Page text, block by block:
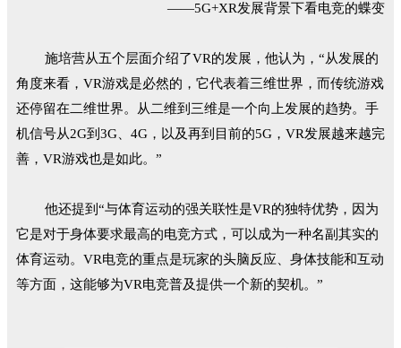
——5G+XR发展背景下看电竞的蝶变
施培营从五个层面介绍了VR的发展，他认为，“从发展的
角度来看，VR游戏是必然的，它代表着三维世界，而传统游戏
还停留在二维世界。从二维到三维是一个向上发展的趋势。手
机信号从2G到3G、4G，以及再到目前的5G，VR发展越来越完
善，VR游戏也是如此。”
他还提到“与体育运动的强关联性是VR的独特优势，因为
它是对于身体要求最高的电竞方式，可以成为一种名副其实的
体育运动。VR电竞的重点是玩家的头脑反应、身体技能和互动
等方面，这能够为VR电竞普及提供一个新的契机。”